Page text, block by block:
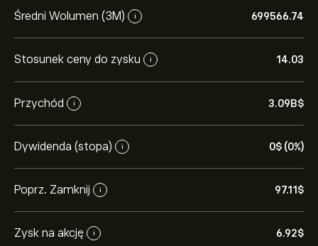
Średni Wolumen (3M) i 699566.74
Stosunek ceny do zysku i 14.03
Przychód i 3.09B‎$‎
Dywidenda (stopa) i 0‎$‎ (0%)
Poprz. Zamknij i 97.11‎$‎
Zysk na akcję i 6.92‎$‎